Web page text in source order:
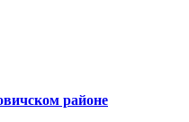
районе